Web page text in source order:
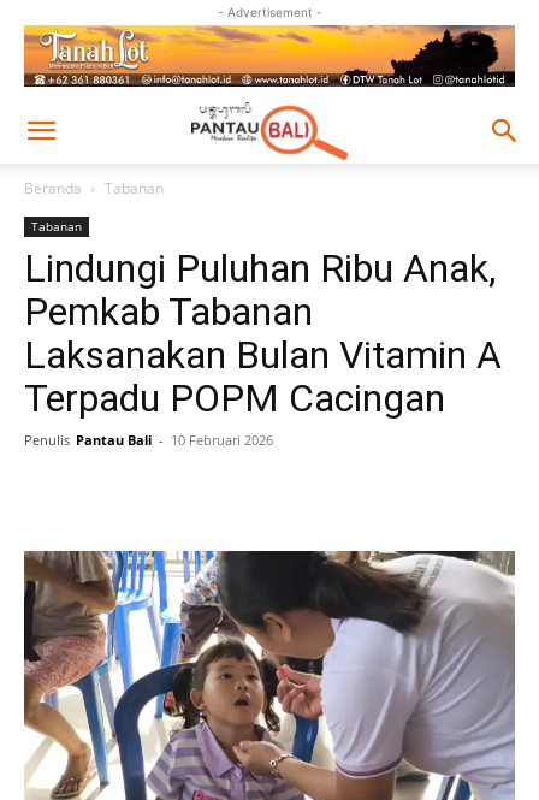
- Advertisement -
Beranda Tabanan
Tabanan
Lindungi Puluhan Ribu Anak,
Pemkab Tabanan
Laksanakan Bulan Vitamin A
Terpadu POPM Cacingan
Penulis Pantau Bali - 10 Februari 2026